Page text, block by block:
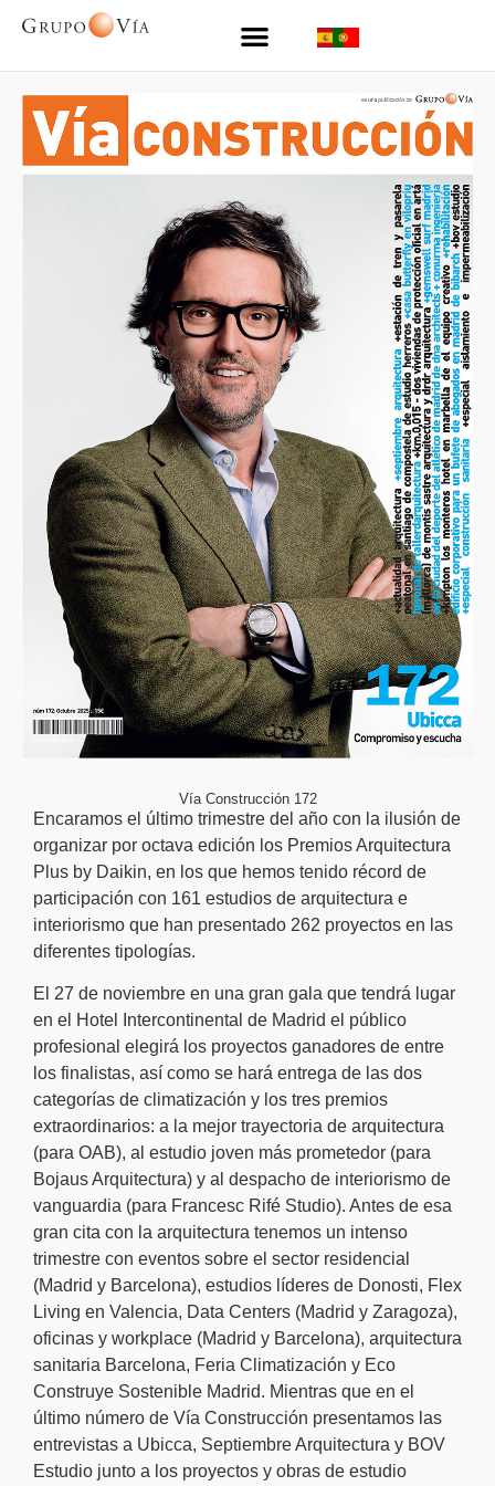
Vía Construcción 172
Encaramos el último trimestre del año con la ilusión de
organizar por octava edición los Premios Arquitectura
Plus by Daikin, en los que hemos tenido récord de
participación con 161 estudios de arquitectura e
interiorismo que han presentado 262 proyectos en las
diferentes tipologías.
El 27 de noviembre en una gran gala que tendrá lugar
en el Hotel Intercontinental de Madrid el público
profesional elegirá los proyectos ganadores de entre
los finalistas, así como se hará entrega de las dos
categorías de climatización y los tres premios
extraordinarios: a la mejor trayectoria de arquitectura
(para OAB), al estudio joven más prometedor (para
Bojaus Arquitectura) y al despacho de interiorismo de
vanguardia (para Francesc Rifé Studio). Antes de esa
gran cita con la arquitectura tenemos un intenso
trimestre con eventos sobre el sector residencial
(Madrid y Barcelona), estudios líderes de Donosti, Flex
Living en Valencia, Data Centers (Madrid y Zaragoza),
oficinas y workplace (Madrid y Barcelona), arquitectura
sanitaria Barcelona, Feria Climatización y Eco
Construye Sostenible Madrid. Mientras que en el
último número de Vía Construcción presentamos las
entrevistas a Ubicca, Septiembre Arquitectura y BOV
Estudio junto a los proyectos y obras de estudio